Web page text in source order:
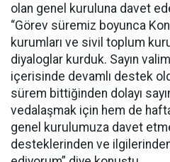
olan genel kuruluna davet
“Görev süremiz boyunca
kurumları ve sivil toplum
diyaloglar kurduk. Sayın
içerisinde devamlı destek
sürem bittiğinden dolayı
vedalaşmak için hem de
genel kurulumuza davet
desteklerinden ve